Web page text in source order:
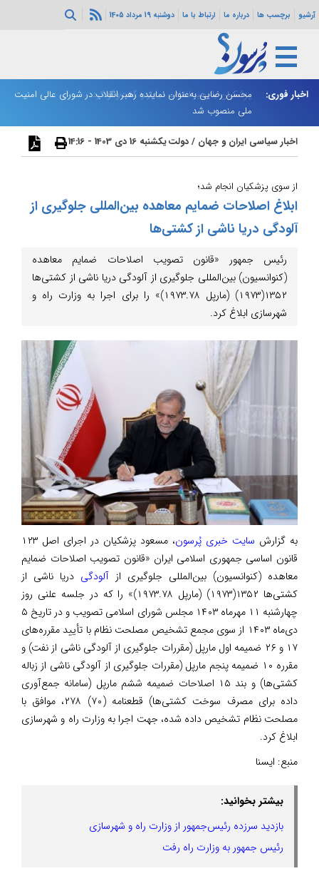
آرشیو برچسب ها درباره ما ارتباط با ما دوشنبه 19 مرداد 1405
اخبار فوری: پزشکیان با رهبر انقلاب دیدار و گفت‌وگو کرد
محسن رضایی به‌عنوان نماینده رهبر انقلاب در شورای عالی امنیت
ملی منصوب شد
اخبار سیاسی ایران و جهان /دولتیکشنبه 16 دی 1403 - 14:16
از سوی پزشکیان انجام شد؛
ابلاغ اصلاحات ضمایم معاهده بین‌المللی جلوگیری از
آلودگی دریا ناشی از کشتی‌ها
رئیس جمهور «قانون تصویب اصلاحات ضمایم معاهده
(کنوانسیون) بین‌المللی جلوگیری از آلودگی دریا ناشی از کشتی‌ها
۱۳۵۲(۱۹۷۳) (مارپل ۱۹۷۳.۷۸)» را برای اجرا به وزارت راه و
شهرسازی ابلاغ کرد.
به گزارش سایت خبری پُرسون
، مسعود پزشکیان در اجرای اصل ۱۲۳
قانون اساسی جمهوری اسلامی ایران «قانون تصویب اصلاحات ضمایم
معاهده (کنوانسیون) بین‌المللی جلوگیری از آلودگی دریا ناشی از
کشتی‌ها ۱۳۵۲(۱۹۷۳) (مارپل ۱۹۷۳.۷۸)» را که در جلسه علنی روز
چهارشنبه ۱۱ مهرماه ۱۴۰۳ مجلس شورای اسلامی تصویب و در تاریخ ۵
دی‌ماه ۱۴۰۳ از سوی مجمع تشخیص مصلحت نظام با تأیید مقرره‌های
۱۷ و ۲۶ ضمیمه اول مارپل (مقررات جلوگیری از آلودگی ناشی از نفت) و
مقرره ۱۰ ضمیمه پنجم مارپل (مقررات جلوگیری از آلودگی ناشی از زباله
کشتی‌ها) و بند ۱۵ اصلاحات ضمیمه ششم مارپل (سامانه جمع‌آوری
داده برای مصرف سوخت کشتی‌ها) قطعنامه (۷۰) ۲۷۸، موافق با
مصلحت نظام تشخیص داده شده، جهت اجرا به وزارت راه و شهرسازی
ابلاغ کرد.
منبع: ایسنا
بیشتر بخوانید:
بازدید سرزده رئیس‌جمهور از وزارت راه و شهرسازی
رئیس جمهور به وزارت راه رفت